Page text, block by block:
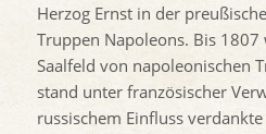
Herzog Ernst in der
Truppen Napoleons. Bis 1807
Saalfeld von napoleonischen
stand unter französischer
russischem Einfluss